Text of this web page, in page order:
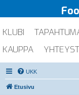
KLUBI
KAUPPA
UKK
Etusivu